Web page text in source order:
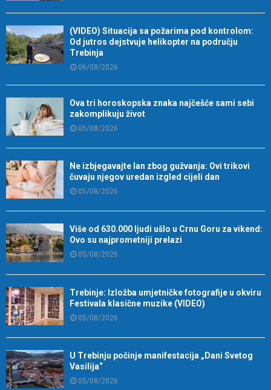
(VIDEO) Situacija sa požarima pod kontrolom:
Od jutros dejstvuje helikopter na području
Trebinja
06/08/2026
Ova tri horoskopska znaka najčešće sami sebi
zakomplikuju život
05/08/2026
Ne izbjegavajte lan zbog gužvanja: Ovi trikovi
čuvaju njegov uredan izgled cijeli dan
05/08/2026
Više od 630.000 ljudi ušlo u Crnu Goru za vikend:
Ovo su najprometniji prelazi
05/08/2026
Trebinje: Izložba umjetničke fotografije u okviru
Festivala klasične muzike (VIDEO)
05/08/2026
U Trebinju počinje manifestacija „Dani Svetog
Vasilija“
05/08/2026